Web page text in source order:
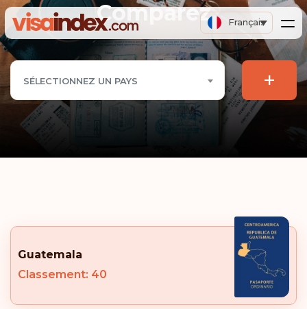
Français
Comparez
SÉLECTIONNEZ UN PAYS +
Guatemala
Classement: 40